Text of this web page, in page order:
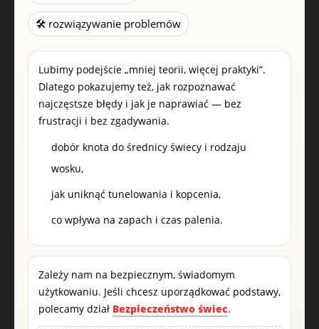
🛠️ rozwiązywanie problemów
Lubimy podejście „mniej teorii, więcej praktyki”.
Dlatego pokazujemy też, jak rozpoznawać
najczęstsze błędy i jak je naprawiać — bez
frustracji i bez zgadywania.
dobór knota do średnicy świecy i rodzaju
wosku,
jak uniknąć tunelowania i kopcenia,
co wpływa na zapach i czas palenia.
Zależy nam na bezpiecznym, świadomym
użytkowaniu. Jeśli chcesz uporządkować podstawy,
polecamy dział Bezpieczeństwo świec.